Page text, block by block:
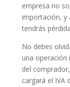
empresa no
importación, y
tendrás
No debes
una operación
del
cargará el IVA